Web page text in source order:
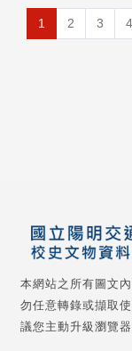
1 2 3 4
本網站之所有圖文
勿任意轉錄或擷取
議您主動升級瀏覽器